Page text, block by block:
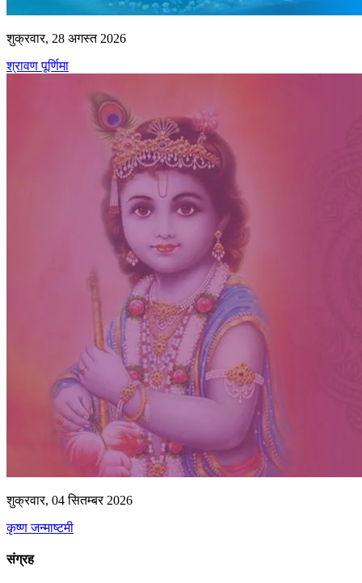
शुक्रवार, 28 अगस्त 2026
श्रावण पूर्णिमा
शुक्रवार, 04 सितम्बर 2026
कृष्ण जन्माष्टमी
संग्रह